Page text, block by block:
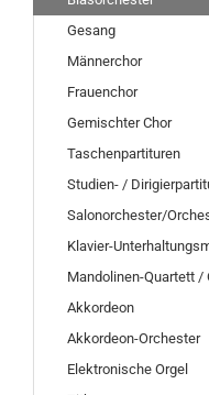
Gesang
Männerchor
Frauenchor
Gemischter Chor
Taschenpartituren
Studien- /
Salonorchester/
Klavier-
Mandolinen-Quartett /
Akkordeon
Akkordeon-Orchester
Elektronische Orgel